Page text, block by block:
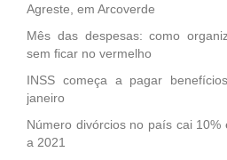
Agreste, em Arcoverde
Mês das despesas: como
sem ficar no vermelho
INSS começa a pagar
janeiro
Número divórcios no país cai
a 2021